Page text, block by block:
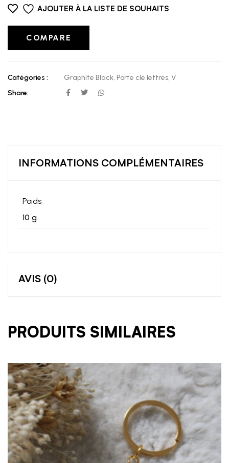
AJOUTER À LA LISTE DE SOUHAITS
COMPARE
Catégories : Graphite Black, Porte cle lettres, V
Share:
INFORMATIONS COMPLÉMENTAIRES
Poids
10 g
AVIS (0)
PRODUITS SIMILAIRES